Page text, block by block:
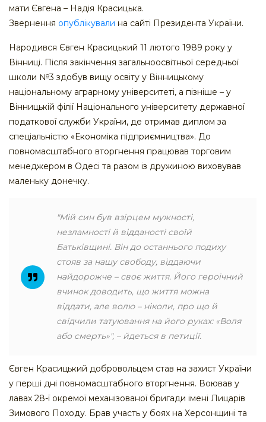
мати Євгена – Надія Красицька.
Звернення опублікували на сайті Президента України.
Народився Євген Красицький 11 лютого 1989 року у
Вінниці. Після закінчення загальноосвітньої середньої
школи №3 здобув вищу освіту у Вінницькому
національному аграрному університеті, а пізніше – у
Вінницькій філії Національного університету державної
податкової служби України, де отримав диплом за
спеціальністю «Економіка підприємництва». До
повномасштабного вторгнення працював торговим
менеджером в Одесі та разом із дружиною виховував
маленьку донечку.
"Мій син був взірцем мужності,
незламності й відданості своїй
Батьківщині. Він до останнього подиху
стояв за нашу свободу, віддаючи
найдорожче – своє життя. Його героїчний
вчинок доводить, що життя можна
віддати, але волю – ніколи, про що й
свідчили татуювання на його руках: «Воля
або смерть»", – йдеться в петиції.
Євген Красицький добровольцем став на захист України
у перші дні повномасштабного вторгнення. Воював у
лавах 28-ї окремої механізованої бригади імені Лицарів
Зимового Походу. Брав участь у боях на Херсонщині та